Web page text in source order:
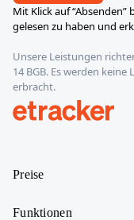
Mit Klick auf “Absenden”
gelesen zu haben und
Unsere Leistungen
14 BGB. Es werden
erbracht.
Preise
Funktionen